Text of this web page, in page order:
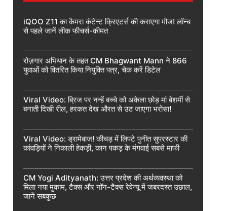
iQOO Z11 का कैमरा कंटेन्ट क्रिएटर्स की कराएगा मौज! लॉन्च
से पहले जानें लीक फीचर्स-कीमत
रोज़गार अभियान के तहत CM Bhagwant Mann ने 866
युवाओं को वितरित किया नियुक्ति पत्र, चेक करें डिटेल
Viral Video: ब्रिज पर नन्हें बच्चे को अकेला छोड़ मां बेशर्मी से
बनाती दिखी रील, हरकत देख औरत से उठ जाएगा भरोसा!
Viral Video: ड्रामेबाज! कीचड़ में लिपटे पुनीत सुपरस्टार की
कांवड़ियों ने निकाली हेकड़ी, कान पकड़ के मंगवाई सबसे माफी
CM Yogi Adityanath: उत्तर प्रदेश की अर्थव्यवस्था को
मिला नया मुकाम, टैक्स और नॉन-टैक्स रेवेन्यू में जबरदस्त उछाल,
जानें सबकुछ